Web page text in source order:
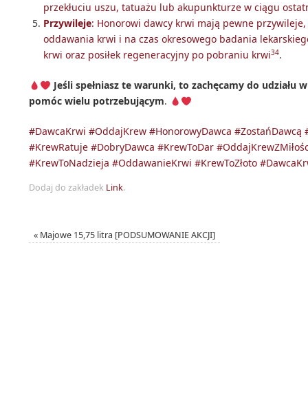
przekłuciu uszu, tatuażu lub akupunkturze w ciągu
Przywileje: Honorowi dawcy krwi mają pewne
oddawania krwi i na czas okresowego badania
krwi oraz posiłek regeneracyjny po pobraniu krwi34.
Jeśli spełniasz te warunki, to zachęcamy do
pomóc wielu potrzebującym.
#DawcaKrwi #OddajKrew #HonorowyDawca #ZostańDawcą
#KrewRatuje #DobryDawca #KrewToDar
#KrewToNadzieja #OddawanieKrwi #KrewToZłoto
Dodaj do zakładek Link.
« Majowe 15,75 litra [PODSUMOWANIE AKCJI]